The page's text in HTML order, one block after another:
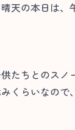
天の本日は、
たちとのスノ
くらいなの